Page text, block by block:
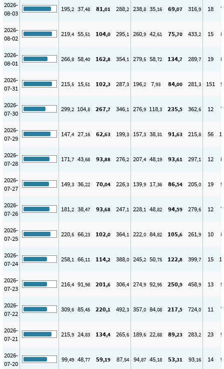
2026-
08-03
195,2 37,48 81,01 288,2 238,8 35,16 69,07 316,9 18 7
2026-
08-02
219,4 55,51 104,0 295,1 260,9 42,61 75,70 433,2 15 8
2026-
08-01
266,8 58,40 162,8 354,1 279,5 58,72 134,7 289,7 19 8
2026-
07-31
215,5 15,51 102,3 287,3 196,2 7,93 84,00 281,3 151 9
2026-
07-30
299,2 104,8 267,7 346,1 276,9 118,3 235,5 362,6 12 7
2026-
07-29
147,4 27,16 62,63 199,3 157,3 38,31 91,63 215,8 56
2026-
07-28
171,7 43,68 93,88 276,2 207,4 48,19 93,61 297,1 12 8
2026-
07-27
149,3 36,22 70,04 226,3 139,9 17,36 86,54 205,0 19 9
2026-
07-26
181,2 38,47 93,68 247,1 228,1 48,82 94,59 279,6 12 7
2026-
07-25
220,5 66,23 102,0 364,1 222,0 84,82 105,6 261,9 10 8
2026-
07-24
258,1 66,11 114,2 388,0 245,2 50,75 122,8 399,7 15
2026-
07-23
216,4 91,98 201,6 306,4 274,9 92,95 250,9 458,9 13 9
2026-
07-22
309,6 85,45 220,1 492,3 357,0 84,08 217,5 724,0 11 7
2026-
07-21
215,9 24,83 134,4 265,6 189,6 22,88 89,23 283,2 23 9
2026-
07-20
99,49 48,77 59,19 87,54 94,87 45,18 53,31 93,16 14 9